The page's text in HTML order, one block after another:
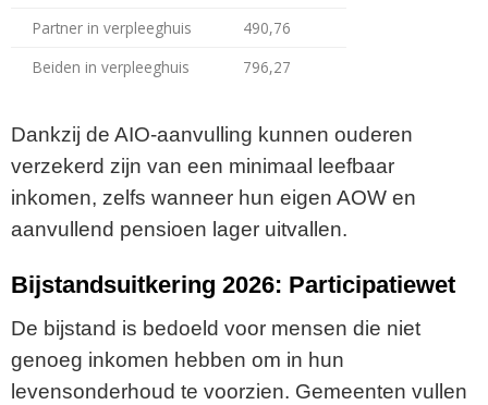
Partner in verpleeghuis
490,76
Beiden in verpleeghuis
796,27
Dankzij de AIO-aanvulling kunnen ouderen
verzekerd zijn van een minimaal leefbaar
inkomen, zelfs wanneer hun eigen AOW en
aanvullend pensioen lager uitvallen.
Bijstandsuitkering 2026: Participatiewet
De bijstand is bedoeld voor mensen die niet
genoeg inkomen hebben om in hun
levensonderhoud te voorzien. Gemeenten vullen